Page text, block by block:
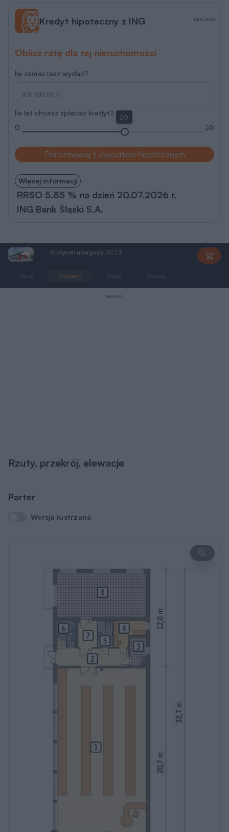
Kredyt hipoteczny z ING
Oblicz ratę dla tej nieruchomości
Ile zamierzasz wydać?
Ile lat chcesz spłacać kredyt?
0
20
35
Porozmawiaj z ekspertem hipotecznym
Więcej informacji
RRSO 5.85 % na dzień 20.07.2026 r.
ING Bank Śląski S.A.
REKLAMA
Budynek usługowy UC72
Rzuty Parametry Koszty Zmiany
REKLAMA
Rzuty, przekrój, elewacje
Parter
Wersja lustrzana
Wersja lustrzana